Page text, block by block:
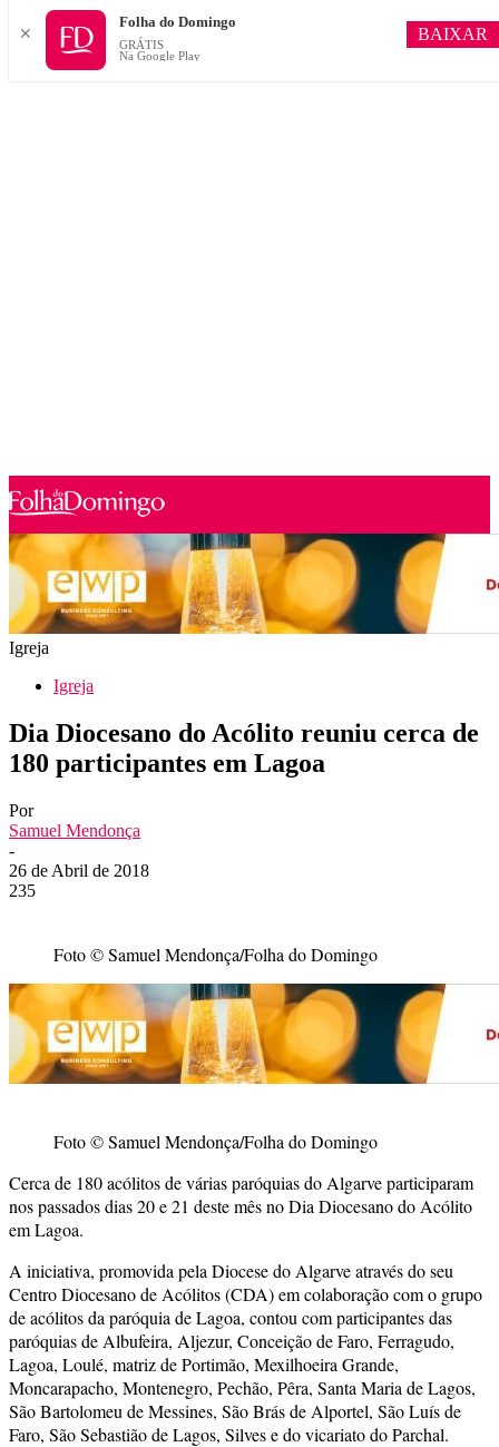
Igreja
Igreja
Dia Diocesano do Acólito reuniu cerca de
180 participantes em Lagoa
Por
Samuel Mendonça
-
26 de Abril de 2018
235
Foto © Samuel Mendonça/Folha do Domingo
Foto © Samuel Mendonça/Folha do Domingo
Cerca de 180 acólitos de várias paróquias do Algarve participaram
nos passados dias 20 e 21 deste mês no Dia Diocesano do Acólito
em Lagoa.
A iniciativa, promovida pela Diocese do Algarve através do seu
Centro Diocesano de Acólitos (CDA) em colaboração com o grupo
de acólitos da paróquia de Lagoa, contou com participantes das
paróquias de Albufeira, Aljezur, Conceição de Faro, Ferragudo,
Lagoa, Loulé, matriz de Portimão, Mexilhoeira Grande,
Moncarapacho, Montenegro, Pechão, Pêra, Santa Maria de Lagos,
São Bartolomeu de Messines, São Brás de Alportel, São Luís de
Faro, São Sebastião de Lagos, Silves e do vicariato do Parchal.
✕
Folha do Domingo
GRÁTIS
Na Google Play
BAIXAR